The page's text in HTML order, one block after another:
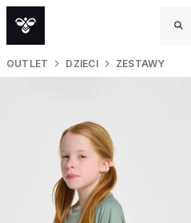
OUTLET DZIECI ZESTAWY